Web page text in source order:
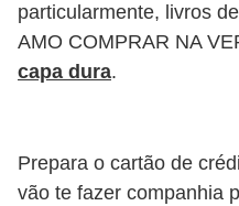
particularmente, livros
AMO COMPRAR NA
capa dura.
Prepara o cartão de
vão te fazer companhia